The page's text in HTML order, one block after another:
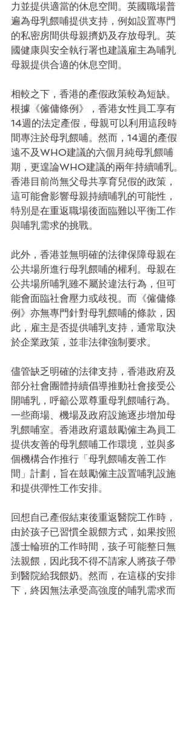
力並提供適當的休息空間。英國職場普
遍為母乳餵哺提供支持，例如設置專門
的私密房間供母親擠奶及存放母乳。英
國健康與安全執行署也建議雇主為哺乳
母親提供合適的休息空間。
相較之下，香港的產假政策較為短缺。
根據《僱傭條例》，香港女性員工享有
14週的法定產假，母親可以利用這段時
間專注於母乳餵哺。然而，14週的產假
遠不及WHO建議的六個月純母乳餵哺
期，更遑論WHO建議的兩年持續哺乳。
香港目前尚無父母共享育兒假的政策，
這可能會影響母親持續哺乳的可能性，
特別是在重返職場後面臨難以平衡工作
與哺乳需求的挑戰。
此外，香港並無明確的法律保障母親在
公共場所進行母乳餵哺的權利。母親在
公共場所哺乳雖不屬於違法行為，但可
能會面臨社會壓力或歧視。而《僱傭條
例》亦無專門針對母乳餵哺的條款，因
此，雇主是否提供哺乳支持，通常取決
於企業政策，並非法律強制要求。
儘管缺乏明確的法律支持，香港政府及
部分社會團體持續倡導推動社會接受公
開哺乳，呼籲公眾尊重母乳餵哺行為。
一些商場、機場及政府設施逐步增加母
乳餵哺室。香港政府還鼓勵僱主為員工
提供友善的母乳餵哺工作環境，並與多
個機構合作推行「母乳餵哺友善工作
間」計劃，旨在鼓勵僱主設置哺乳設施
和提供彈性工作安排。
回想自己產假結束後重返醫院工作時，
由於孩子已習慣全親餵方式，如果按照
護士輪班的工作時間，孩子可能整日無
法親餵，因此我不得不請家人將孩子帶
到醫院給我餵奶。然而，在這樣的安排
下，終因無法承受高強度的哺乳需求而